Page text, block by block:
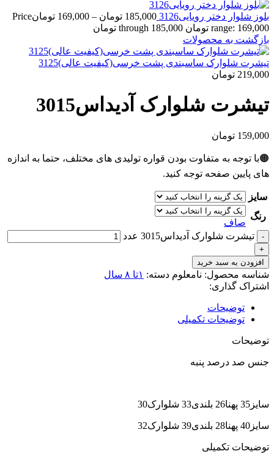
بلوز شلوار دختر رویایی3126 185,000 تومان –
169,000 تومانPrice
range: 169,000 تومان through 185,000 تومان
بازگشت به محصولات
تیشرت شلوارک ساسبندی پشت خرسی(کیفیت عالی)3125
219,000 تومان
تیشرت شلوارک آدیداس3015
159,000 تومان
🟠با توجه به متفاوت بودن قواره تولیدی های مختلف، حتما به اندازه
های پایین صفحه توجه کنید.
سایز
رنگ
صاف
تیشرت شلوارک آدیداس3015 عدد
افزودن به سبد خرید
شناسه محصول: نامعلوم دسته: ۱تا ۸ سال
اشتراک گذاری:
توضیحات
توضیحات تکمیلی
توضیحات
جنس صد درصد پنبه
سایز35 پهنا26 بلندی33 شلوارک30
سایز40 پهنا28 بلندی39 شلوارک32
توضیحات تکمیلی